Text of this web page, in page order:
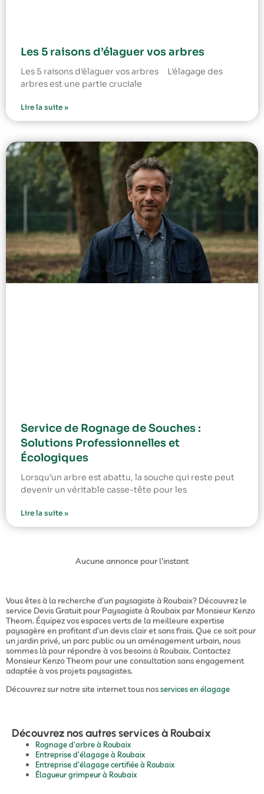
Les 5 raisons d’élaguer vos arbres
Les 5 raisons d’élaguer vos arbres L’élagage des
arbres est une partie cruciale
Lire la suite »
Service de Rognage de Souches :
Solutions Professionnelles et
Écologiques
Lorsqu’un arbre est abattu, la souche qui reste peut
devenir un véritable casse-tête pour les
Lire la suite »
Aucune annonce pour l'instant
Vous êtes à la recherche d’un paysagiste à Roubaix? Découvrez le
service Devis Gratuit pour Paysagiste à Roubaix par Monsieur Kenzo
Theom. Équipez vos espaces verts de la meilleure expertise
paysagère en profitant d’un devis clair et sans frais. Que ce soit pour
un jardin privé, un parc public ou un aménagement urbain, nous
sommes là pour répondre à vos besoins à Roubaix. Contactez
Monsieur Kenzo Theom pour une consultation sans engagement
adaptée à vos projets paysagistes.
Découvrez sur notre site internet tous nosservices en élagage
Découvrez nos autres services à Roubaix
Rognage d’arbre à Roubaix
Entreprise d’élagage à Roubaix
Entreprise d’élagage certifiée à Roubaix
Élagueur grimpeur à Roubaix